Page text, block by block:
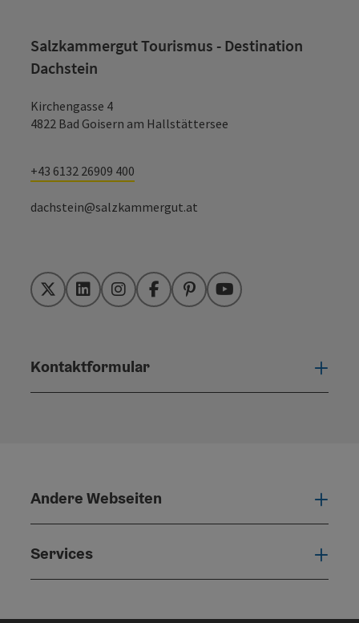
Salzkammergut Tourismus - Destination
Dachstein
Kirchengasse 4
4822 Bad Goisern am Hallstättersee
+43 6132 26909 400
dachstein@salzkammergut.at
TwitterLinkedInInstagramFacebookPinterestYouTube
Kontaktformular
Andere Webseiten
Services